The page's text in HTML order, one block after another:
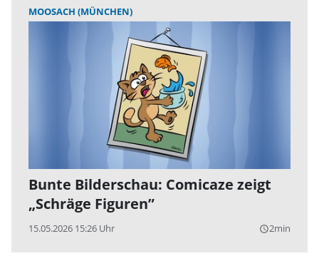
MOOSACH (MÜNCHEN)
Bunte Bilderschau: Comicaze zeigt
„Schräge Figuren”
15.05.2026 15:26 Uhr query_builder2min